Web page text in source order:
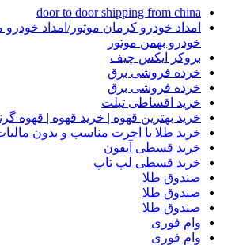
door to door shipping from china
امداد خودرو کرمان موتور/امداد خودرو
خودرو بهمن موتور
بروکر ایکس چیف
خرده فروشی برق
خرده فروشی برق
خرید اقساطی تبلت
خرید بهترین قهوه | خرید قهوه | قهوه
خرید طلا با اجرت مناسب و بدون
خرید قسطی آیفون
خرید قسطی لپ تاپ
صندوق طلا
صندوق طلا
صندوق طلا
وام فوری
وام فوری